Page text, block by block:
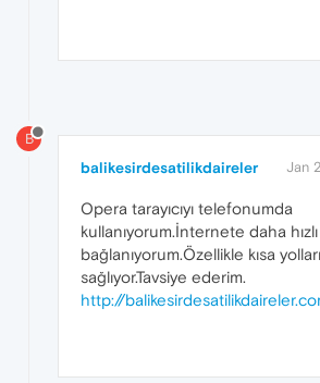
B
balikesirdesatilikdaireler Jan
Opera tarayıcıyı telefonumda
kullanıyorum.İnternete daha hızlı
bağlanıyorum.Özellikle kısa
sağlıyor.Tavsiye ederim.
http://